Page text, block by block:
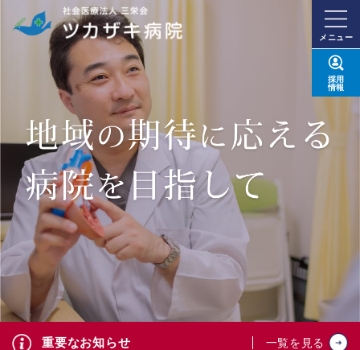
メニュー
採用
情報
重要なお知らせ 一覧を見る